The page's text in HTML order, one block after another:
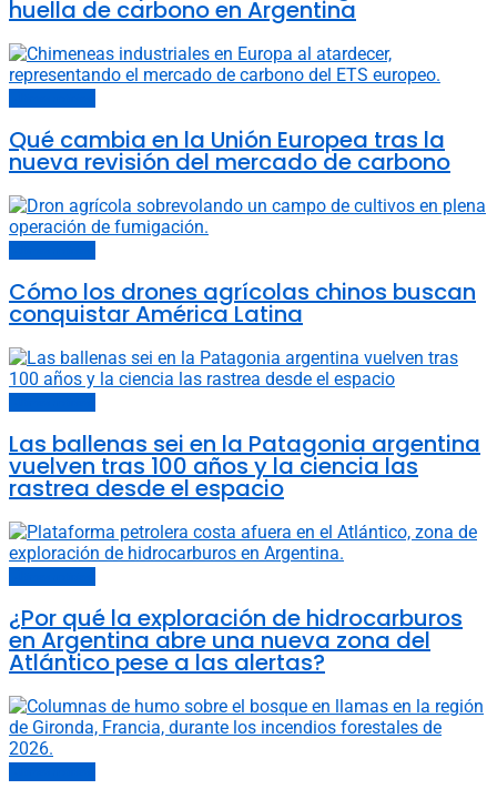
huella de carbono en Argentina
Qué cambia en la Unión Europea tras la
nueva revisión del mercado de carbono
Cómo los drones agrícolas chinos buscan
conquistar América Latina
Las ballenas sei en la Patagonia argentina
vuelven tras 100 años y la ciencia las
rastrea desde el espacio
¿Por qué la exploración de hidrocarburos
en Argentina abre una nueva zona del
Atlántico pese a las alertas?